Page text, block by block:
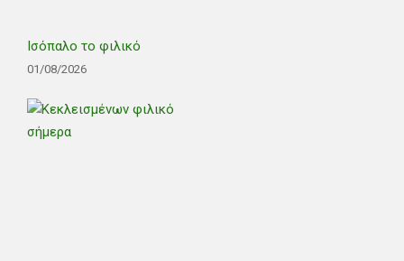
Ισόπαλο το φιλικό
01/08/2026